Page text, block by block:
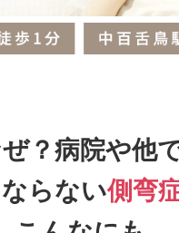
？病院や他
ならない側弯